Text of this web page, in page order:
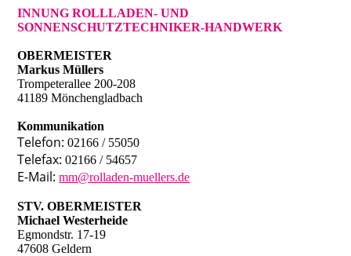
INNUNG ROLLLADEN- UND
SONNENSCHUTZTECHNIKER-HANDWERK
OBERMEISTER
Markus Müllers
Trompeterallee 200-208
41189 Mönchengladbach
Kommunikation
Telefon:02166 / 55050
Telefax:02166 / 54657
E-Mail: mm@rolladen-muellers.de
STV. OBERMEISTER
Michael Westerheide
Egmondstr. 17-19
47608 Geldern